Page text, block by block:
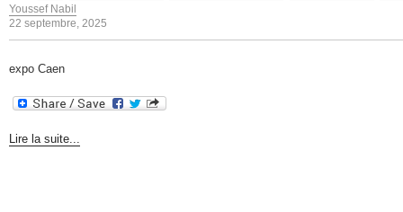
Youssef Nabil
22 septembre, 2025
expo Caen
Lire la suite...